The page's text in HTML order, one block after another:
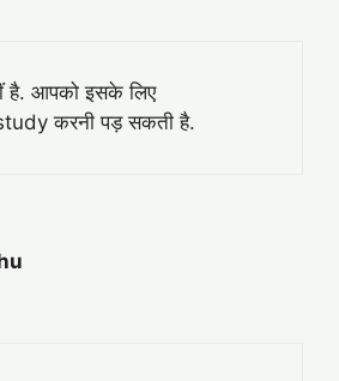
है. आपको इसके लिए
करनी पड़ सकती है.